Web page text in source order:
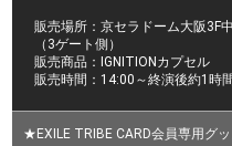
販売場所：京セラドーム大阪3F
（3ゲート側）
販売商品：IGNITIONカプセル
販売時間：14:00～終演後約1時
★EXILE TRIBE CARD会員専用グ